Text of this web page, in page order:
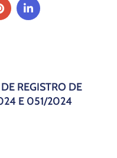
REGISTRO DE
E 051/2024